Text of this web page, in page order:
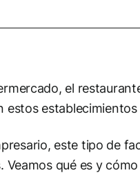
el
estos
este tipo de
Veamos qué es y